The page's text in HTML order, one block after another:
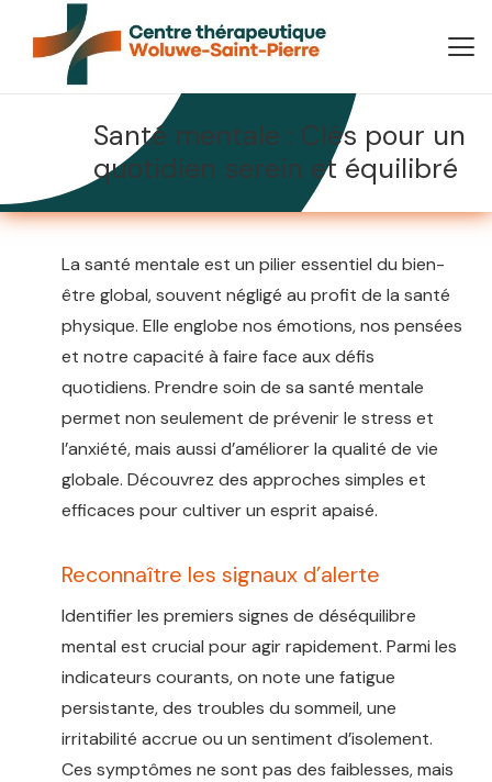
Santé mentale : Clés pour un
quotidien serein et équilibré
La santé mentale est un pilier essentiel du bien-
être global, souvent négligé au profit de la santé
physique. Elle englobe nos émotions, nos pensées
et notre capacité à faire face aux défis
quotidiens. Prendre soin de sa santé mentale
permet non seulement de prévenir le stress et
l’anxiété, mais aussi d’améliorer la qualité de vie
globale. Découvrez des approches simples et
efficaces pour cultiver un esprit apaisé.
Reconnaître les signaux d’alerte
Identifier les premiers signes de déséquilibre
mental est crucial pour agir rapidement. Parmi les
indicateurs courants, on note une fatigue
persistante, des troubles du sommeil, une
irritabilité accrue ou un sentiment d’isolement.
Ces symptômes ne sont pas des faiblesses, mais